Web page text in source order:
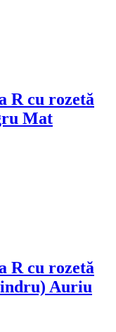
R cu rozetă
Mat
R cu rozetă
Auriu